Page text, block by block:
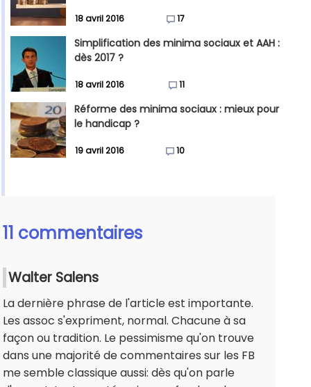
18 avril 2016 17
Simplification des minima sociaux et AAH :
dès 2017 ?
18 avril 2016 11
Réforme des minima sociaux : mieux pour
le handicap ?
19 avril 2016 10
11 commentaires
Walter Salens
La dernière phrase de l'article est importante.
Les assoc s'expriment, normal. Chacune à sa
façon ou tradition. Le pessimisme qu'on trouve
dans une majorité de commentaires sur les FB
me semble classique aussi: dès qu'on parle